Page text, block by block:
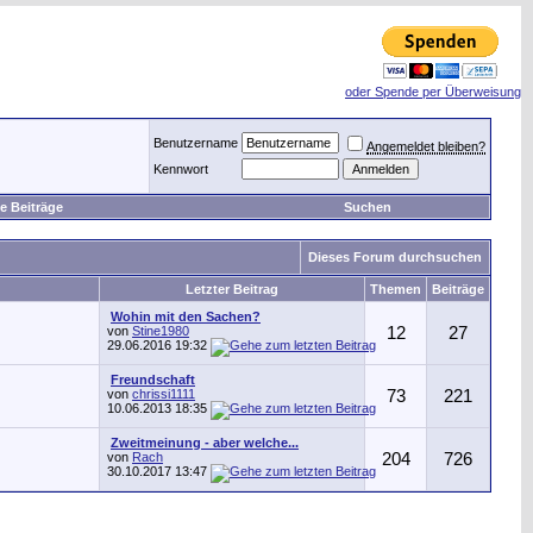
oder Spende per Überweisung
Benutzername
Angemeldet bleiben?
Kennwort
Beiträge Suchen
Dieses Forum durchsuchen
Letzter Beitrag Themen Beiträge
Wohin mit den Sachen?
von Stine1980
29.06.2016 19:32
12 27
Freundschaft
von chrissi1111
10.06.2013 18:35
73 221
Zweitmeinung - aber welche...
von Rach
30.10.2017 13:47
204 726